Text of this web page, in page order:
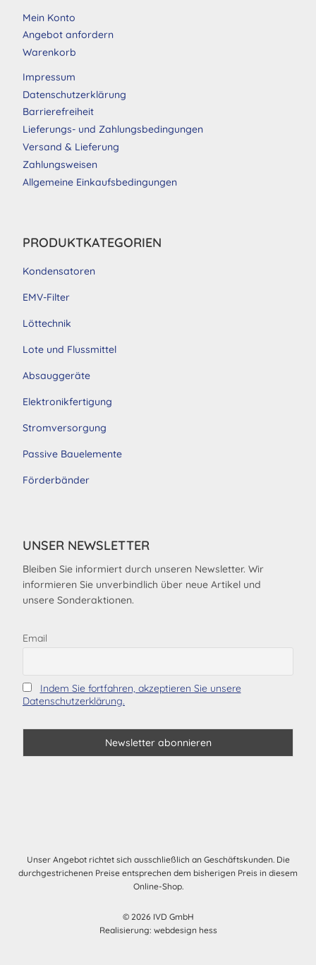
Mein Konto
Angebot anfordern
Warenkorb
Impressum
Datenschutzerklärung
Barrierefreiheit
Lieferungs- und Zahlungsbedingungen
Versand & Lieferung
Zahlungsweisen
Allgemeine Einkaufsbedingungen
PRODUKTKATEGORIEN
Kondensatoren
EMV-Filter
Löttechnik
Lote und Flussmittel
Absauggeräte
Elektronikfertigung
Stromversorgung
Passive Bauelemente
Förderbänder
UNSER NEWSLETTER
Bleiben Sie informiert durch unseren Newsletter. Wir
informieren Sie unverbindlich über neue Artikel und
unsere Sonderaktionen.
Email
Indem Sie fortfahren, akzeptieren Sie unsere
Datenschutzerklärung.
Unser Angebot richtet sich ausschließlich an Geschäftskunden. Die
durchgestrichenen Preise entsprechen dem bisherigen Preis in diesem
Online-Shop.
© 2026 IVD GmbH
Realisierung: webdesign hess